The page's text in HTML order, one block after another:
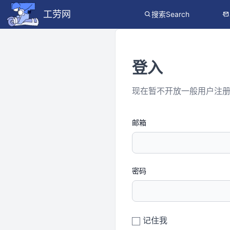
工劳网 搜索Search
登入
现在暂不开放一般用户注册
邮箱
密码
记住我